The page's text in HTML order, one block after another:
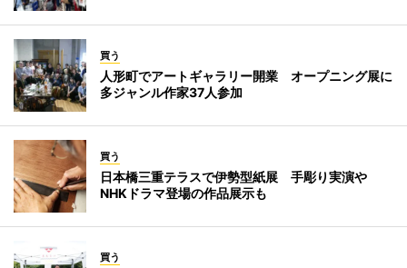
買う
人形町でアートギャラリー開業 オープニング展に
多ジャンル作家37人参加
買う
日本橋三重テラスで伊勢型紙展 手彫り実演や
NHKドラマ登場の作品展示も
買う